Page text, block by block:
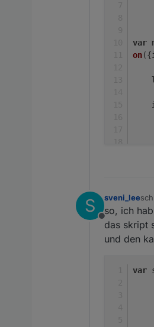
var
on({
let
S
Offline
sveni_lee
so, ich
das skript
und den
var